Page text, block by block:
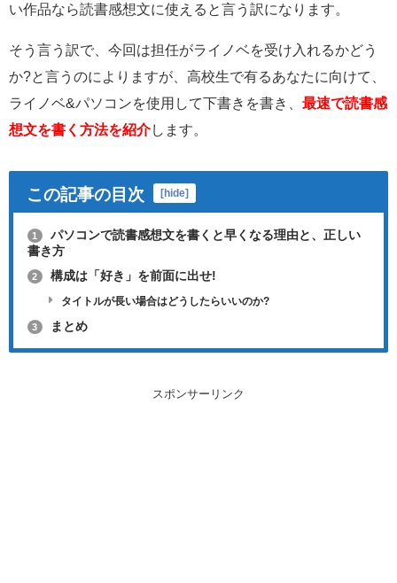
い作品なら読書感想文に使えると言う訳になります。
そう言う訳で、今回は担任がライノベを受け入れるかどう
か?と言うのによりますが、高校生で有るあなたに向けて、
ライノベ&パソコンを使用して下書きを書き、 最速で読書感
想文を書く方法を紹介します。
この記事の目次 [hide]
1
パソコンで読書感想文を書くと早くなる理由と、正しい
書き方
2 構成は「好き」を前面に出せ!
タイトルが長い場合はどうしたらいいのか?
3 まとめ
スポンサーリンク